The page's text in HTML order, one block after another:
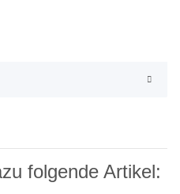
folgende Artikel: